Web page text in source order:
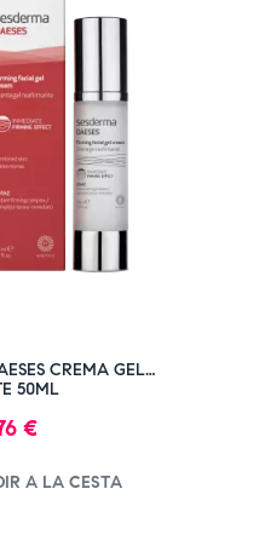
CREMA GEL
50ML
€
A LA CESTA